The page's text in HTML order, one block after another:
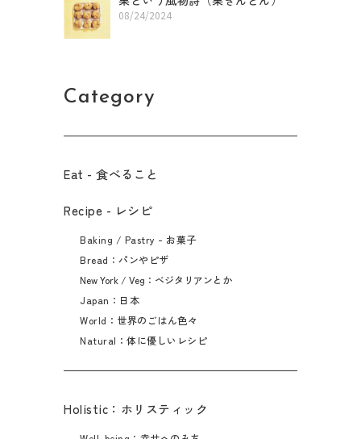
08/24/2024
Category
Eat - 食べること​
Recipe - レシピ
Baking / Pastry - お菓子
Bread：パンやピザ
New York / Veg：ベジタリアンとか
Japan：日本
World：世界のごはん色々
Natural：体に優しいレシピ
Holistic：ホリスティック